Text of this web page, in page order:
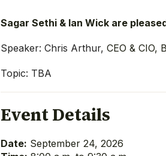
Sagar Sethi & Ian Wick are
Speaker: Chris Arthur, CEO & CIO,
Topic: TBA
Event Details
Date: September 24, 2026